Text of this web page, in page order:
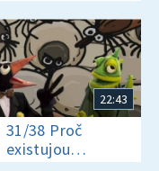
22:43
31/38 Proč
existujou